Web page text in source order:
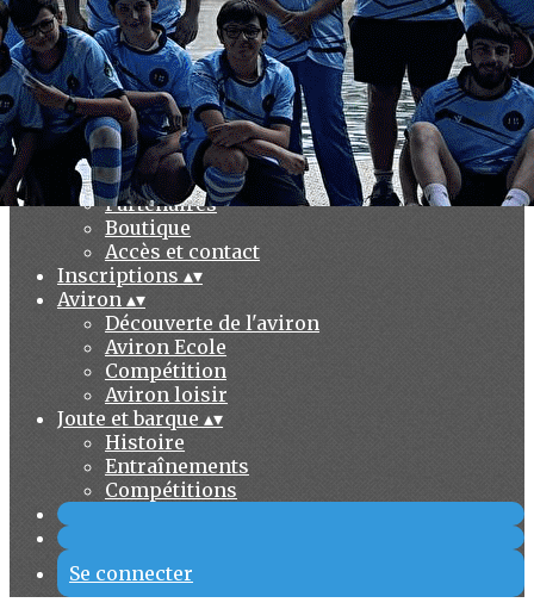
Le club▴▾
Accueil
Présentation
Tarifs
Horaires
Installations et matériel
Nos prestations
Agenda
Partenaires
Boutique
Accès et contact
Inscriptions ▴▾
Aviron ▴▾
Découverte de l'aviron
Aviron Ecole
Compétition
Aviron loisir
Joute et barque ▴▾
Histoire
Entraînements
Compétitions
Se connecter